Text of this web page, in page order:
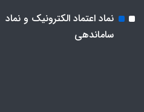
نماد اعتماد الکترونیک و نماد
ساماندهی